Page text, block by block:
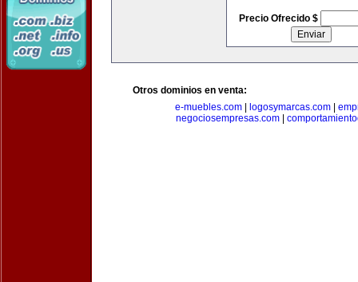
Precio Ofrecido $
Otros dominios en venta:
e-muebles.com
logosymarcas.com
negociosempresas.com|